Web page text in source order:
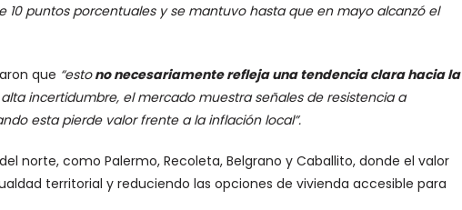
10 puntos porcentuales y se mantuvo hasta que en mayo alcanzó el
que “estono necesariamente refleja una tendencia clara hacia la
incertidumbre, el mercado muestra señales de resistencia a
esta pierde valor frente a la inflación local”.
norte, como Palermo, Recoleta, Belgrano y Caballito, donde el valor
territorial y reduciendo las opciones de vivienda accesible para